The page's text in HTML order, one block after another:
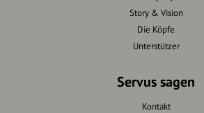
Story & Vision
Die Köpfe
Unterstützer
Servus sagen
Kontakt